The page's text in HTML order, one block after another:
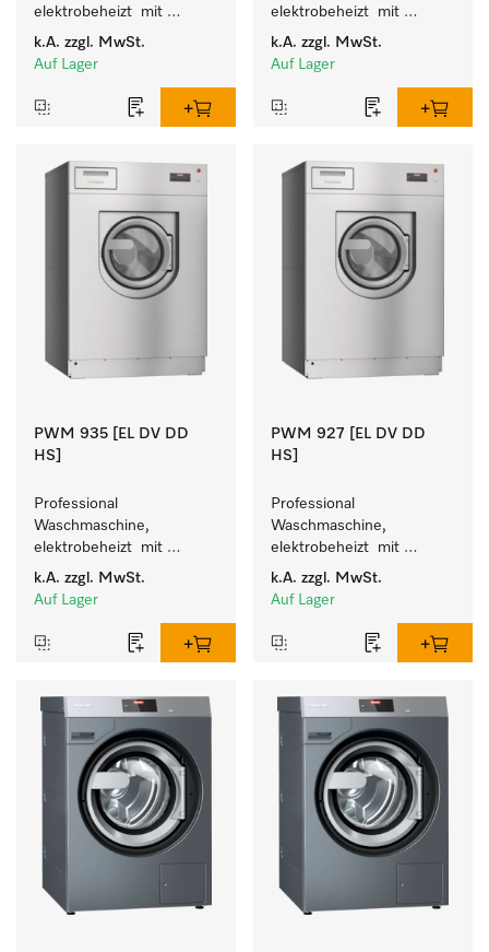
elektrobeheizt  mit
Wiegesockel - frei
programmierbar.
k.A. zzgl. MwSt.
Auf Lager
elektrobeheizt  mit
Wiegesockel - frei
programmierbar.
k.A. zzgl. MwSt.
Auf Lager
PWM 935 [EL DV DD
HS]
Professional
Waschmaschine,
elektrobeheizt  mit
Grobschmutztrommel -
frei programmierbar.
k.A. zzgl. MwSt.
Auf Lager
PWM 927 [EL DV DD
HS]
Professional
Waschmaschine,
elektrobeheizt  mit
Grobschmutztrommel -
frei programmierbar.
k.A. zzgl. MwSt.
Auf Lager